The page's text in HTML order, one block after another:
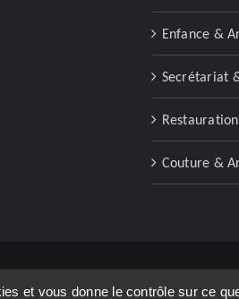
Enfance &
Secrétariat
Restauration
Couture &
et vous donne le contrôle sur ce